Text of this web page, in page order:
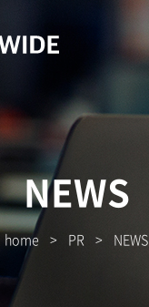
NEWS
home > PR > NEWS